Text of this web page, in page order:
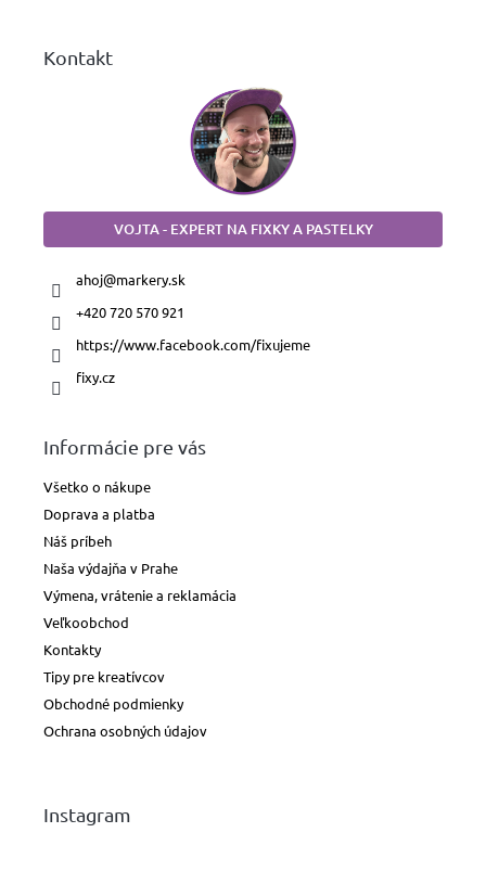
Kontakt
VOJTA - EXPERT NA FIXKY A PASTELKY
ahoj@markery.sk
+420 720 570 921
https://www.facebook.com/fixujeme
fixy.cz
Informácie pre vás
Všetko o nákupe
Doprava a platba
Náš príbeh
Naša výdajňa v Prahe
Výmena, vrátenie a reklamácia
Veľkoobchod
Kontakty
Tipy pre kreatívcov
Obchodné podmienky
Ochrana osobných údajov
Instagram